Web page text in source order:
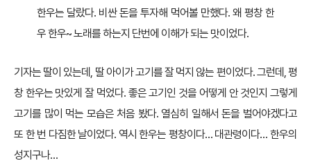
한우는 달랐다. 비싼 돈을 투자해 먹어볼 만했다. 왜 평창 한
우 한우~ 노래를 하는지 단번에 이해가 되는 맛이었다.
기자는 딸이 있는데, 딸 아이가 고기를 잘 먹지 않는 편이었다. 그런데, 평
창 한우는 맛있게 잘 먹었다. 좋은 고기인 것을 어떻게 안 것인지 그렇게
고기를 많이 먹는 모습은 처음 봤다. 열심히 일해서 돈을 벌어야겠다고
또 한 번 다짐한 날이었다. 역시 한우는 평창이다… 대관령이다… 한우의
성지구나…